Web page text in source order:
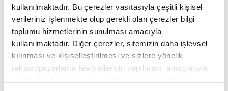
kullanılmaktadır. Bu çerezler vasıtasıyla çeşitli kişisel
verileriniz işlenmekte olup gerekli olan çerezler bilgi
toplumu hizmetlerinin sunulması amacıyla
kullanılmaktadır. Diğer çerezler, sitemizin daha işlevsel
kılınması ve kişiselleştirilmesi ve sizlere yönelik
reklam/pazarlama faaliyetlerinin yapılması, amaçlarıyla
de çeşitlendirmeye devam edeceğiz. En önemli
hedefimiz bütün iş ortaklarımızla "kazan-kazan"
ilkesine dayalı olarak iş birliğini geliştirirken aynı
zamanda da Türk ekonomisine desteğimizi
artırmaktır" dedi.